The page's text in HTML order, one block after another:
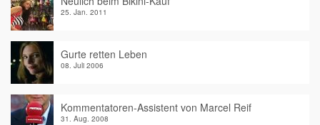
25. Jan. 2011
Gurte retten Leben
08. Juli 2006
Kommentatoren-Assistent von Marcel Reif
31. Aug. 2008